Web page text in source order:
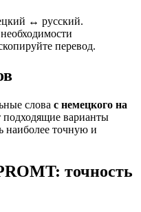
↔ русский.
перевод.
слова с немецкого на
подходящие варианты
наиболее точную и
точность